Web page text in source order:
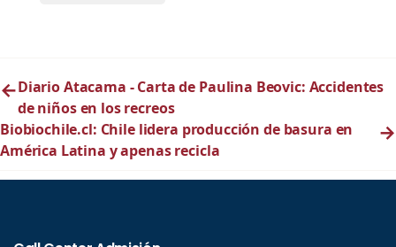
←Diario Atacama - Carta de Paulina Beovic: Accidentes
de niños en los recreos
Biobiochile.cl: Chile lidera producción de basura en
América Latina y apenas recicla
→